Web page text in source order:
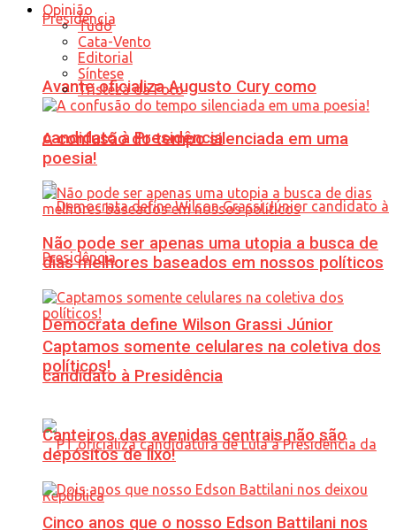
Avante oficializa Augusto Cury como
candidato à Presidência
Democrata define Wilson Grassi Júnior
candidato à Presidência
Opinião
Tudo
Cata-Vento
Editorial
Síntese
Tristeza da Foto
A confusão do tempo silenciada em uma
poesia!
Não pode ser apenas uma utopia a busca de
dias melhores baseados em nossos políticos
Captamos somente celulares na coletiva dos
políticos!
Canteiros das avenidas centrais não são
depósitos de lixo!
Cinco anos que o nosso Edson Battilani nos